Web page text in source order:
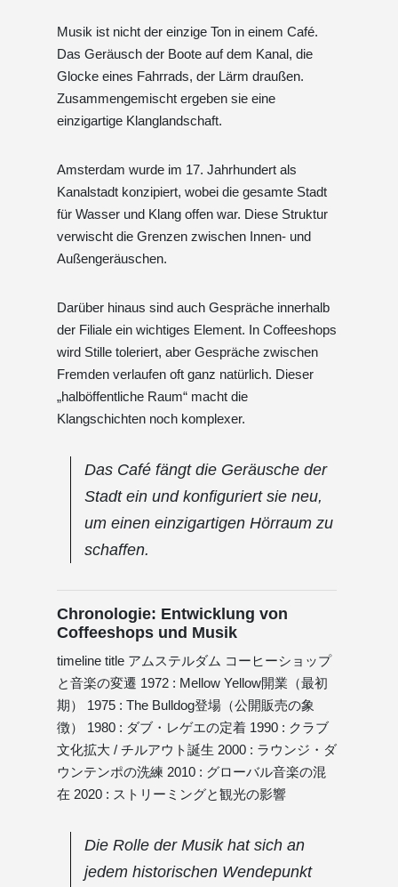
Musik ist nicht der einzige Ton in einem Café.
Das Geräusch der Boote auf dem Kanal, die
Glocke eines Fahrrads, der Lärm draußen.
Zusammengemischt ergeben sie eine
einzigartige Klanglandschaft.
Amsterdam wurde im 17. Jahrhundert als
Kanalstadt konzipiert, wobei die gesamte Stadt
für Wasser und Klang offen war. Diese Struktur
verwischt die Grenzen zwischen Innen- und
Außengeräuschen.
Darüber hinaus sind auch Gespräche innerhalb
der Filiale ein wichtiges Element. In Coffeeshops
wird Stille toleriert, aber Gespräche zwischen
Fremden verlaufen oft ganz natürlich. Dieser
„halböffentliche Raum“ macht die
Klangschichten noch komplexer.
Das Café fängt die Geräusche der
Stadt ein und konfiguriert sie neu,
um einen einzigartigen Hörraum zu
schaffen.
Chronologie: Entwicklung von
Coffeeshops und Musik
timeline title アムステルダム コーヒーショップ
と音楽の変遷 1972 : Mellow Yellow開業（最初
期） 1975 : The Bulldog登場（公開販売の象
徴） 1980 : ダブ・レゲエの定着 1990 : クラブ
文化拡大 / チルアウト誕生 2000 : ラウンジ・ダ
ウンテンポの洗練 2010 : グローバル音楽の混
在 2020 : ストリーミングと観光の影響
Die Rolle der Musik hat sich an
jedem historischen Wendepunkt